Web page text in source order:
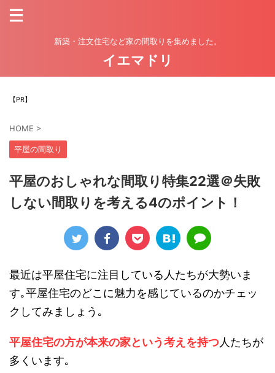
新築・注文住宅など家の間取りを集めました。
イエマドリ
【PR】
HOME >
平屋の間取り
平屋のおしゃれな間取り特集22選＠失敗
しない間取りを考える4のポイント！
最近は平屋住宅に注目している人たちが大勢いま
す｡平屋住宅のどこに魅力を感じているのかチェッ
クしてみましょう｡
平屋住宅の方が本来の家という考えを持つ人たちが
多くいます｡